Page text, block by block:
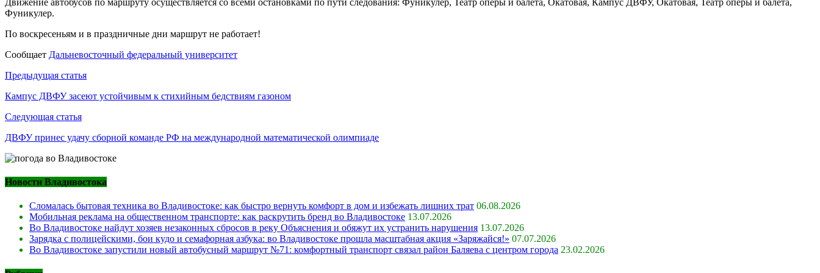
Фуникулер.
По воскресеньям и в праздничные дни маршрут не работает!
Сообщает Дальневосточный федеральный университет
Навигация
по
записям
Предыдущая статья
Кампус ДВФУ засеют устойчивым к стихийным бедствиям газоном
Следующая статья
ДВФУ принес удачу сборной команде РФ на международной математической олимпиаде
Новости Владивостока
Сломалась бытовая техника во Владивостоке: как быстро вернуть комфорт в дом и избежать лишних трат 06.08.2026
Мобильная реклама на общественном транспорте: как раскрутить бренд во Владивостоке 13.07.2026
Во Владивостоке найдут хозяев незаконных сбросов в реку Объяснения и обяжут их устранить нарушения 13.07.2026
Зарядка с полицейскими, бои кудо и семафорная азбука: во Владивостоке прошла масштабная акция «Заряжайся!» 07.07.2026
Во Владивостоке запустили новый автобусный маршрут №71: комфортный транспорт связал район Баляева с центром города 23.02.2026